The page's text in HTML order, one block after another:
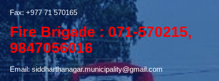
Fax: +977 71 570165
Fire Brigade : 071-570215,
9847056016
Email:siddharthanagar.municipality@gmail.com